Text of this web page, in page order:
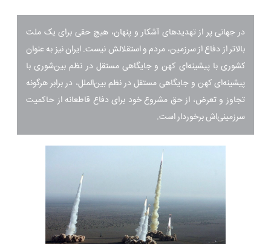
در جهانی پر از تهدیدهای آشکار و پنهان، هیچ حقی برای یک ملت
بالاتر از دفاع از سرزمین، مردم و استقلالش نیست. ایران نیز به عنوان
کشوری با پیشینه‌ای کهن و جایگاهی مستقل در نظم بین‌شوری با
پیشینه‌ای کهن و جایگاهی مستقل در نظم بین‌الملل، در برابر هرگونه
تجاوز و تعرض، از حق مشروع خود برای دفاع قاطعانه از حاکمیت
سرزمینی‌اش برخوردار است.